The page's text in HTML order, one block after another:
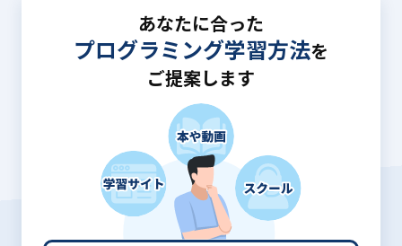
あなたに合った
プログラミング学習方法を
ご提案します